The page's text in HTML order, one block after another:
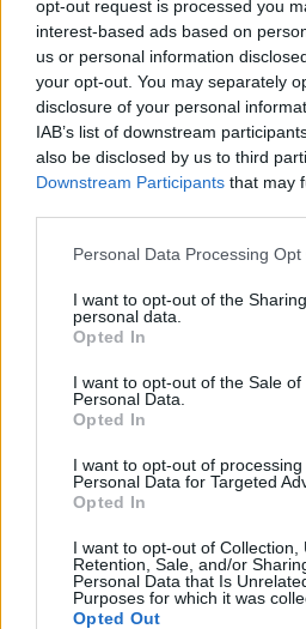
opt-out request is processed you
interest-based ads based on
us or personal information
your opt-out. You may separately
disclosure of your personal
IAB’s list of downstream
also be disclosed by us to third
Downstream Participants that may
Personal Data Processing Opt
I want to opt-out of the
personal data.
Opted In
I want to opt-out of the Sale of
Personal Data.
Opted In
I want to opt-out of processing
Personal Data for Targeted
Opted In
I want to opt-out of Collection,
Retention, Sale, and/or
Personal Data that Is
Purposes for which it was
Opted Out
All. Davide Giazzon
ARBITRO: Clara Munarini
arbitrali Dario Merli e
Vincenzo Schipani.